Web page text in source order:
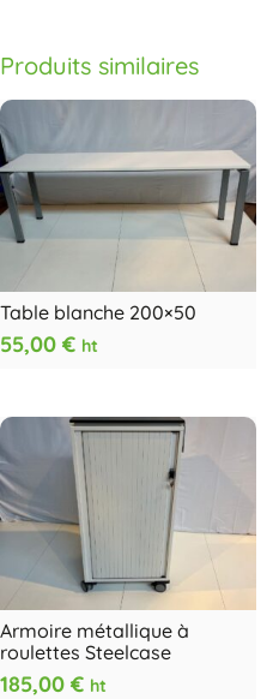
Produits similaires
Table blanche 200×50
55,00 € ht
Armoire métallique à
roulettes Steelcase
185,00 € ht